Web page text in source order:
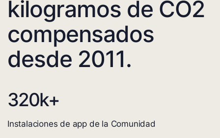
kilogramos de CO2
compensados
desde 2011.
320k+
Instalaciones de app de la Comunidad